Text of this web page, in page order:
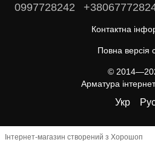
0997728242
Контактна
Повна версія
©
Арматура
Укр
Інтернет-магазин створений з Хорошоп